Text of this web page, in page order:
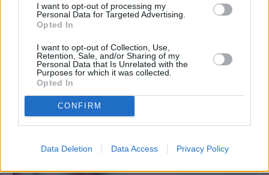
I want to opt-out of processing my
Personal Data for Targeted Advertising.
Opted In
I want to opt-out of Collection, Use,
Retention, Sale, and/or Sharing of my
Personal Data that Is Unrelated with the
Purposes for which it was collected.
Opted In
CONFIRM
Data Deletion Data Access Privacy Policy
Πριν 7 ημέρες
Τρίτος στη σφαιροβολία στη διεθνή συνάντηση
Ελλάδας–Κύπρου Κ18 ο Δημήτρης Τέλλιος